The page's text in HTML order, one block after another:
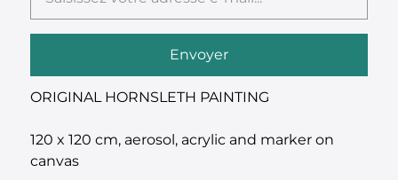
ORIGINAL HORNSLETH PAINTING
120 x 120 cm, aerosol, acrylic and marker on
canvas